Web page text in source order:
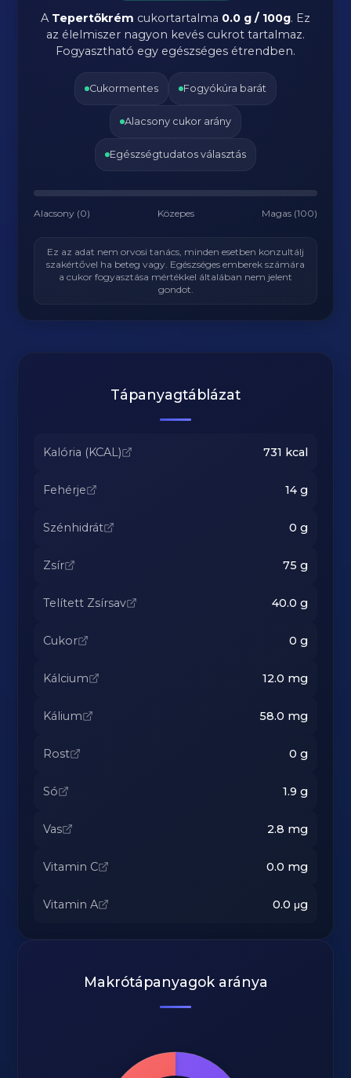
A Tepertőkrém cukortartalma 0.0 g / 100g. Ez
az élelmiszer nagyon kevés cukrot tartalmaz.
Fogyasztható egy egészséges étrendben.
Cukormentes Fogyókúra barát
Alacsony cukor arány
Egészségtudatos választás
Alacsony (0) Közepes Magas (100)
Ez az adat nem orvosi tanács, minden esetben konzultálj
szakértővel ha beteg vagy. Egészséges emberek számára
a cukor fogyasztása mértékkel általában nem jelent
gondot.
Tápanyagtáblázat
Kalória (KCAL) 731 kcal
Fehérje 14g
Szénhidrát 0 g
Zsír 75 g
Telített Zsírsav 40.0 g
Cukor 0 g
Kálcium 12.0 mg
Kálium 58.0 mg
Rost 0 g
Só 1.9 g
Vas 2.8 mg
Vitamin C 0.0 mg
Vitamin A 0.0 μg
Makrótápanyagok aránya